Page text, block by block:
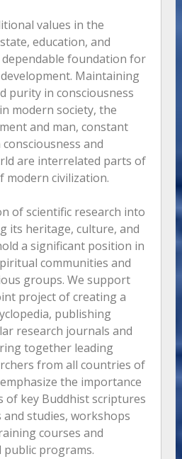
values in the
education, and
dependable foundation for
Maintaining
purity in consciousness
modern society, the
and man, constant
and
are interrelated parts of
modern civilization.
of scientific research into
its heritage, culture, and
a significant position in
communities and
groups. We support
project of creating a
publishing
research journals and
together leading
from all countries of
the importance
of key Buddhist scriptures
studies, workshops
courses and
programs.